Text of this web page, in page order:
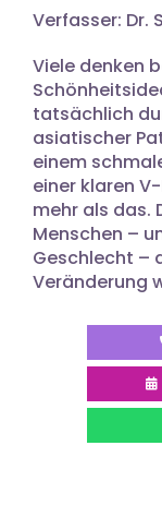
Verfasser: Dr.
Viele denken
tatsächlich
asiatischer
einem
einer klaren
mehr als das.
Menschen –
Geschlecht –
Veränderung